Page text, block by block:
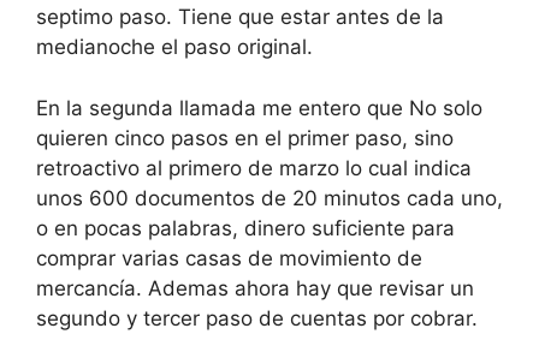
septimo paso. Tiene que estar antes de la
medianoche el paso original.
En la segunda llamada me entero que No solo
quieren cinco pasos en el primer paso, sino
retroactivo al primero de marzo lo cual indica
unos 600 documentos de 20 minutos cada uno,
o en pocas palabras, dinero suficiente para
comprar varias casas de movimiento de
mercancía. Ademas ahora hay que revisar un
segundo y tercer paso de cuentas por cobrar.